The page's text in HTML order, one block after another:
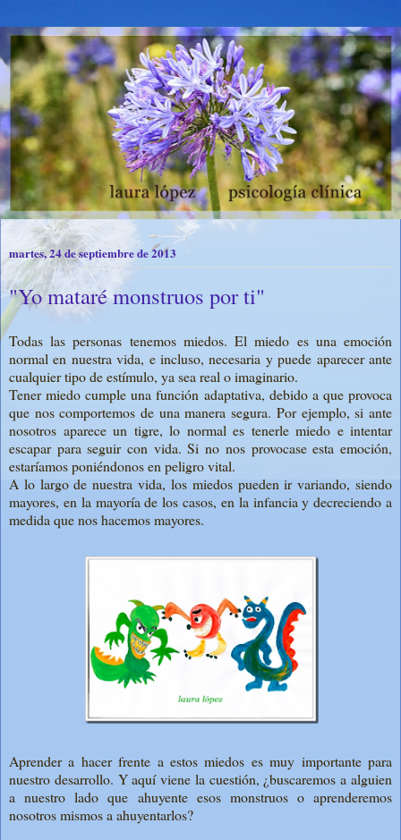
martes, 24 de septiembre de 2013
"Yo mataré monstruos por ti"
Todas las personas tenemos miedos. El miedo es una emoción
normal en nuestra vida, e incluso, necesaria y puede aparecer ante
cualquier tipo de estímulo, ya sea real o imaginario.
Tener miedo cumple una función adaptativa, debido a que provoca
que nos comportemos de una manera segura. Por ejemplo, si ante
nosotros aparece un tigre, lo normal es tenerle miedo e intentar
escapar para seguir con vida. Si no nos provocase esta emoción,
estaríamos poniéndonos en peligro vital.
A lo largo de nuestra vida, los miedos pueden ir variando, siendo
mayores, en la mayoría de los casos, en la infancia y decreciendo a
medida que nos hacemos mayores.
Aprender a hacer frente a estos miedos es muy importante para
nuestro desarrollo. Y aquí viene la cuestión, ¿buscaremos a alguien
a nuestro lado que ahuyente esos monstruos o aprenderemos
nosotros mismos a ahuyentarlos?